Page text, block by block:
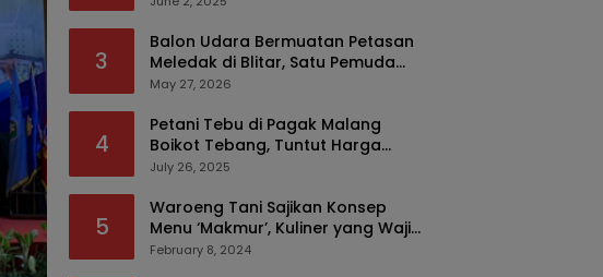
3
Balon Udara Bermuatan Petasan
Meledak di Blitar, Satu Pemuda
Tewas dan Dua Anak Luka Serius
May 27, 2026
4
Petani Tebu di Pagak Malang
Boikot Tebang, Tuntut Harga
yang Layak
July 26, 2025
5
Waroeng Tani Sajikan Konsep
Menu ‘Makmur’, Kuliner yang Wajib
Dikunjungi di Malang
February 8, 2024